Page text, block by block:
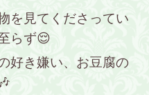
を見てくださってい
らず😌
好き嫌い、お豆腐の